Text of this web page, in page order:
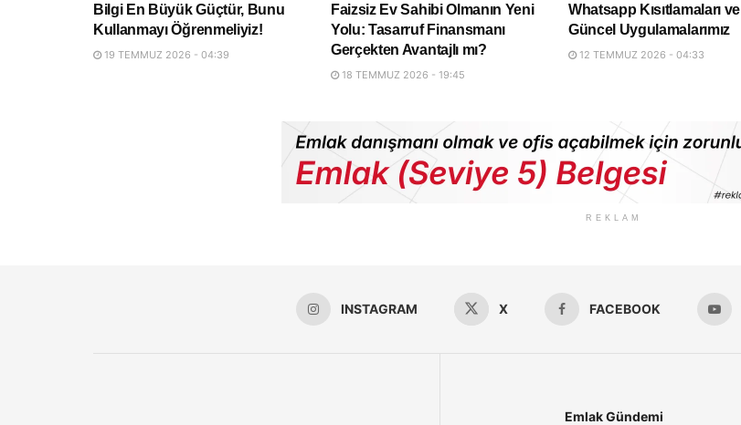
Bilgi En Büyük Güçtür, Bunu
Kullanmayı Öğrenmeliyiz!
19 TEMMUZ 2026 - 04:39
Faizsiz Ev Sahibi Olmanın Yeni
Yolu: Tasarruf Finansmanı
Gerçekten Avantajlı mı?
18 TEMMUZ 2026 - 19:45
Whatsapp Kısıtlamaları ve
Güncel Uygulamalarımız
12 TEMMUZ 2026 - 04:33
REKLAM
INSTAGRAM X FACEBOOK
Emlak Gündemi